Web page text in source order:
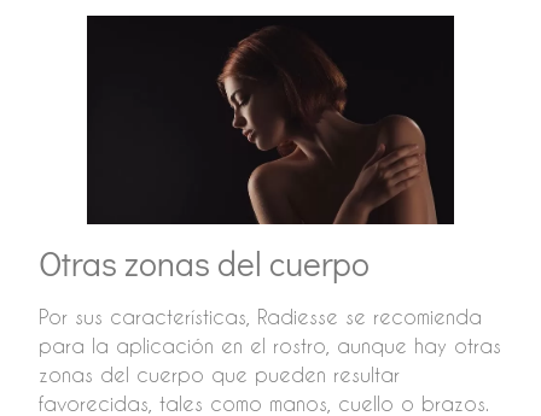
Otras zonas del cuerpo
Por sus características, Radiesse se recomienda
para la aplicación en el rostro, aunque hay otras
zonas del cuerpo que pueden resultar
favorecidas, tales como manos, cuello o brazos.